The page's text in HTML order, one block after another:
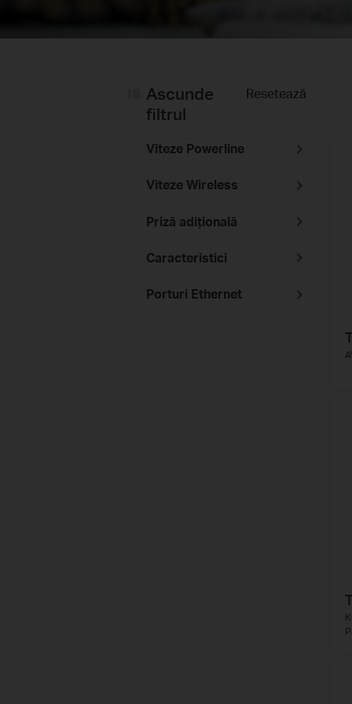
Resetează
Ascunde
filtrul
Viteze Powerline
Viteze Wireless
Priză adițională
Caracteristici
Porturi Ethernet